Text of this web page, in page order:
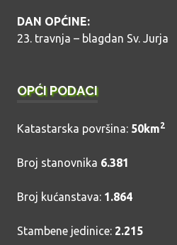
DAN OPĆINE:
23. travnja – blagdan Sv. Jurja
OPĆI PODACI
Katastarska površina: 50km2
Broj stanovnika 6.381
Broj kućanstava: 1.864
Stambene jedinice: 2.215